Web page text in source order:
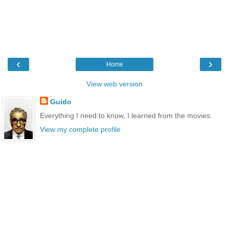
‹ ›
Home
View web version
Guido
Everything I need to know, I learned from the movies.
View my complete profile